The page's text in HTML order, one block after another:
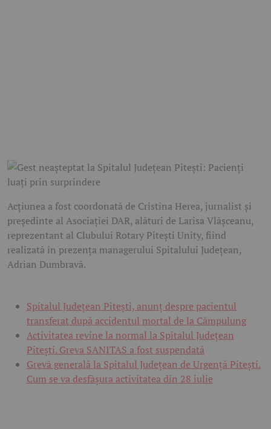
Acțiunea a fost coordonată de Cristina Herea, jurnalist și
președinte al Asociației DAR, alături de Larisa Vlășceanu,
reprezentant al Clubului Rotary Pitești Unity, fiind
realizată în prezența managerului Spitalului Județean,
Adrian Dumbravă.
Spitalul Județean Pitești, anunț despre pacientul
transferat după accidentul mortal de la Câmpulung
Activitatea revine la normal la Spitalul Județean
Pitești. Greva SANITAS a fost suspendată
Grevă generală la Spitalul Județean de Urgență Pitești.
Cum se va desfășura activitatea din 28 iulie